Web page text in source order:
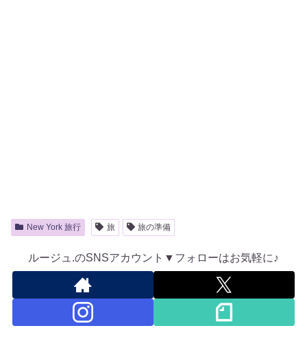
New York 旅行 旅 旅の準備
ルージュ.のSNSアカウント▼フォローはお気軽に♪